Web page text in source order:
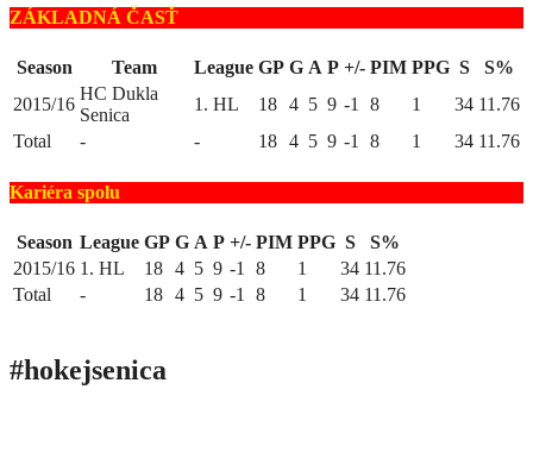
ZÁKLADNÁ ČASŤ
Season Team League GP G A P +/- PIM PPG S
S%
2015/16
HC Dukla
Senica
1. HL 18 4 5 9 -1 8 1 34 11.76
Total
- - 18 4 5 9 -1 8 1 34 11.76
Kariéra spolu
Season League GP G A P +/- PIM PPG S
S%
2015/16 1. HL 18 4 5 9 -1 8 1 34 11.76
Total
- 18 4 5 9 -1 8 1 34 11.76
#hokejsenica